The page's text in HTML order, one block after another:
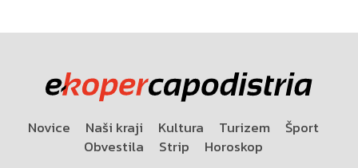
Novice Naši kraji Kultura Turizem
Šport
Obvestila
Strip Horoskop